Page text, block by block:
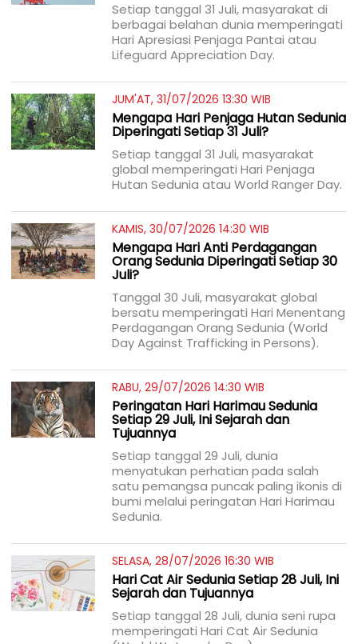
Setiap tanggal 31 Juli, masyarakat di
berbagai belahan dunia memperingati
Hari Apresiasi Penjaga Pantai atau
Lifeguard Appreciation Day.
JUM'AT, 31/07/2026 13:30 WIB
Mengapa Hari Penjaga Hutan Sedunia
Diperingati Setiap 31 Juli?
Setiap tanggal 31 Juli, masyarakat
global memperingati Hari Penjaga
Hutan Sedunia atau World Ranger Day.
KAMIS, 30/07/2026 14:30 WIB
Mengapa Hari Anti Perdagangan
Orang Sedunia Diperingati Setiap 30
Juli?
Tanggal 30 Juli, masyarakat global
bersatu memperingati Hari Menentang
Perdagangan Orang Sedunia (World
Day Against Trafficking in Persons).
RABU, 29/07/2026 14:30 WIB
Peringatan Hari Harimau Sedunia
Setiap 29 Juli, Ini Sejarah dan
Tujuannya
Setiap tanggal 29 Juli, dunia
menyatukan perhatian pada salah
satu pemangsa puncak paling ikonis di
bumi melalui peringatan Hari Harimau
Sedunia.
SELASA, 28/07/2026 16:30 WIB
Hari Cat Air Sedunia Setiap 28 Juli, Ini
Sejarah dan Tujuannya
Setiap tanggal 28 Juli, dunia seni rupa
memperingati Hari Cat Air Sedunia